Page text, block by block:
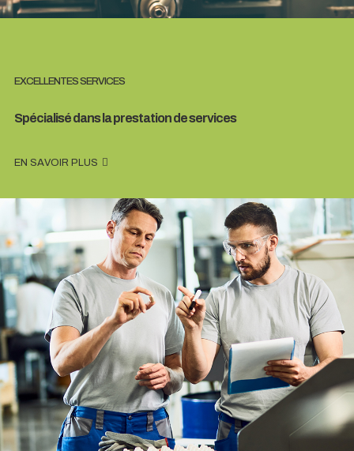
EXCELLENTES SERVICES
Spécialisé dans la prestation de services
EN SAVOIR PLUS